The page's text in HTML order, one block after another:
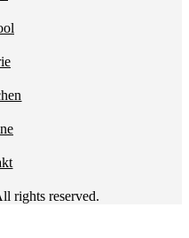
rights reserved.